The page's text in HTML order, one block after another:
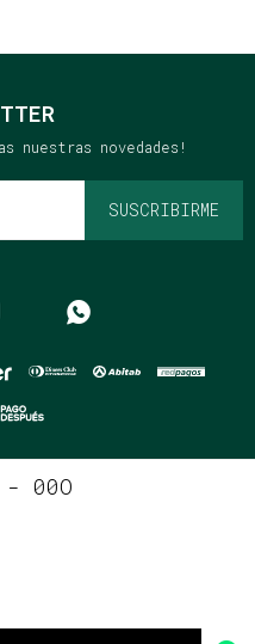
- 00O
nuestras novedades!
SUSCRIBIRME

Fenicio